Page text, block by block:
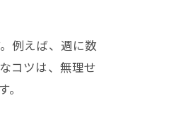
例えば、週に数
コツは、無理せ